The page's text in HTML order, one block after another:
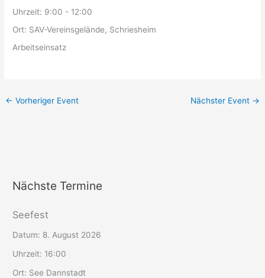
Uhrzeit: 9:00 - 12:00
Ort: SAV-Vereinsgelände, Schriesheim
Arbeitseinsatz
← Vorheriger Event Nächster Event →
Nächste Termine
Seefest
Datum: 8. August 2026
Uhrzeit: 16:00
Ort: See Dannstadt